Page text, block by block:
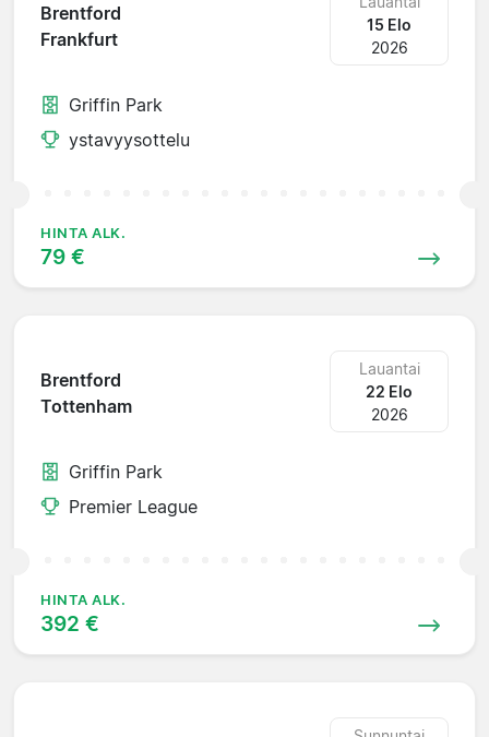
Brentford
Frankfurt
15 Elo
2026
Griffin Park
ystavyysottelu
HINTA ALK.
79 €
Brentford
Tottenham
Lauantai
22 Elo
2026
Griffin Park
Premier League
HINTA ALK.
392 €